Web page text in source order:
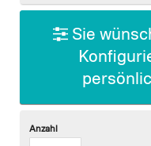
beginning
Sie
Anzahl